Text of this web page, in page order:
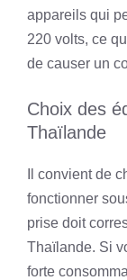
appareils qui
220 volts, ce
de causer un
Choix des
Thaïlande
Il convient de
fonctionner
prise doit
Thaïlande. Si
forte